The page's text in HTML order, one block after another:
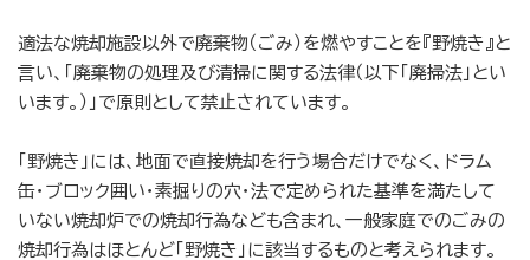
適法な焼却施設以外で廃棄物（ごみ）を燃やすことを『野焼き』と
言い、「廃棄物の処理及び清掃に関する法律（以下「廃掃法」とい
います。）」で原則として禁止されています。
「野焼き」には、地面で直接焼却を行う場合だけでなく、ドラム
缶・ブロック囲い・素掘りの穴・法で定められた基準を満たして
いない焼却炉での焼却行為なども含まれ、一般家庭でのごみの
焼却行為はほとんど「野焼き」に該当するものと考えられます。